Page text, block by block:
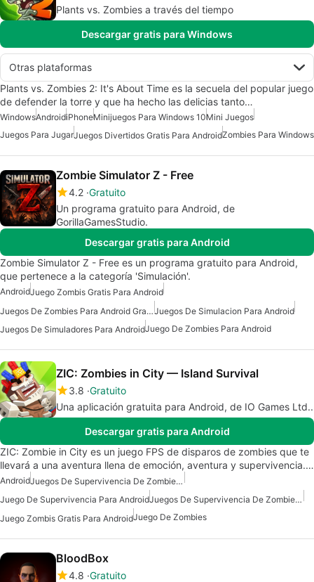
Plants vs. Zombies a través del tiempo
Descargar gratis para Windows
Otras plataformas
Plants vs. Zombies 2: It's About Time es la secuela del popular juego
de defender la torre y que ha hecho las delicias tanto…
WindowsAndroidiPhoneMinijuegos Para Windows 10Mini Juegos
Juegos Para JugarJuegos Divertidos Gratis Para AndroidZombies Para Windows
Zombie Simulator Z - Free
4.2 Gratuito
Un programa gratuito para Android, de
GorillaGamesStudio.
Descargar gratis para Android
Zombie Simulator Z - Free es un programa gratuito para Android,
que pertenece a la categoría 'Simulación'.
AndroidJuego Zombis Gratis Para Android
Juegos De Zombies Para Android GratisJuegos De Simulacion Para Android
Juegos De Simuladores Para AndroidJuego De Zombies Para Android
ZIC: Zombies in City — Island Survival
3.8 Gratuito
Una aplicación gratuita para Android, de IO Games Ltd..
Descargar gratis para Android
ZIC: Zombie in City es un juego FPS de disparos de zombies que te
llevará a una aventura llena de emoción, aventura y supervivencia.…
Android
Juegos De Supervivencia De Zombies Para Android Gratis
Juego De Supervivencia Para Android
Juegos De Supervivencia De Zombies Para Android
Juego Zombis Gratis Para AndroidJuego De Zombies
BloodBox
4.8 Gratuito